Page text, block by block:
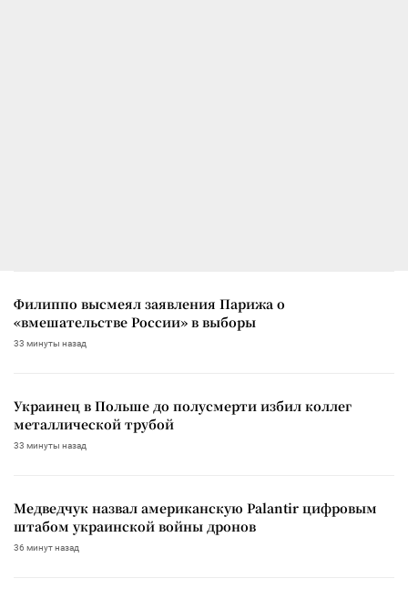
Филиппо высмеял заявления Парижа о
«вмешательстве России» в выборы
33 минуты назад
Украинец в Польше до полусмерти избил коллег
металлической трубой
33 минуты назад
Медведчук назвал американскую Palantir цифровым
штабом украинской войны дронов
36 минут назад